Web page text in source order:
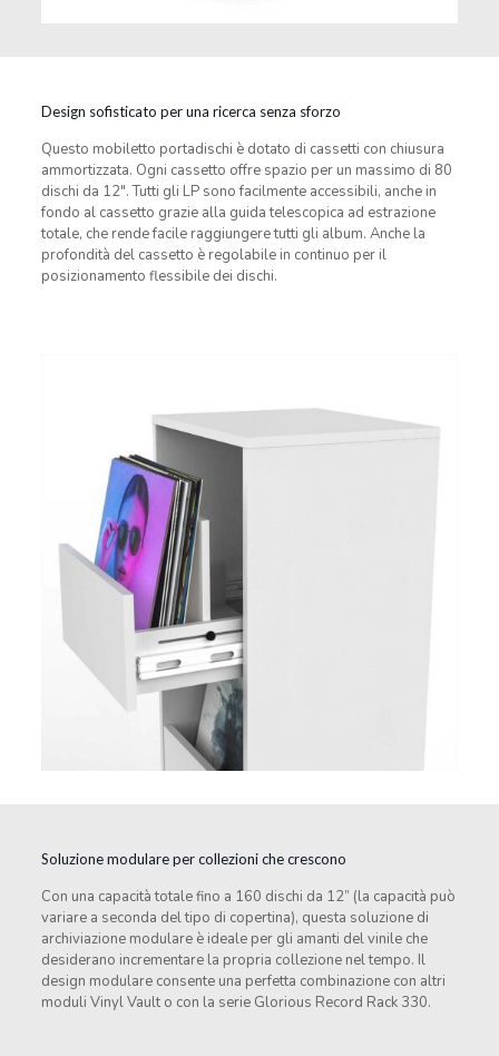
Design sofisticato per una ricerca senza sforzo
Questo mobiletto portadischi è dotato di cassetti con chiusura
ammortizzata. Ogni cassetto offre spazio per un massimo di 80
dischi da 12″. Tutti gli LP sono facilmente accessibili, anche in
fondo al cassetto grazie alla guida telescopica ad estrazione
totale, che rende facile raggiungere tutti gli album. Anche la
profondità del cassetto è regolabile in continuo per il
posizionamento flessibile dei dischi.
Soluzione modulare per collezioni che crescono
Con una capacità totale fino a 160 dischi da 12” (la capacità può
variare a seconda del tipo di copertina), questa soluzione di
archiviazione modulare è ideale per gli amanti del vinile che
desiderano incrementare la propria collezione nel tempo. Il
design modulare consente una perfetta combinazione con altri
moduli Vinyl Vault o con la serie Glorious Record Rack 330.